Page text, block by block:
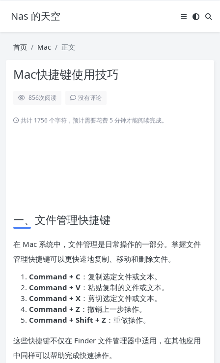
Nas 的天空
首页 Mac 正文
Mac快捷键使用技巧
856次阅读 没有评论
共计 1756 个字符，预计需要花费 5 分钟才能阅读完成。
一、文件管理快捷键
在 Mac 系统中，文件管理是日常操作的一部分。掌握文件
管理快捷键可以更快速地复制、移动和删除文件。
Command + C ：复制选定文件或文本。
Command + V ：粘贴复制的文件或文本。
Command + X ：剪切选定文件或文本。
Command + Z ：撤销上一步操作。
Command + Shift + Z ：重做操作。
这些快捷键不仅在 Finder 文件管理器中适用，在其他应用
中同样可以帮助完成快速操作。